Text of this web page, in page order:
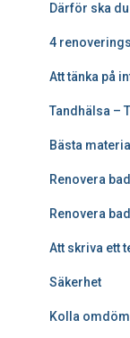
Därför ska
4
Att tänka på
Tandhälsa –
Bästa
Renovera
Renovera
Att skriva ett
Säkerhet
Kolla